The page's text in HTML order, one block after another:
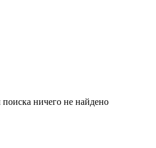
ничего не найдено